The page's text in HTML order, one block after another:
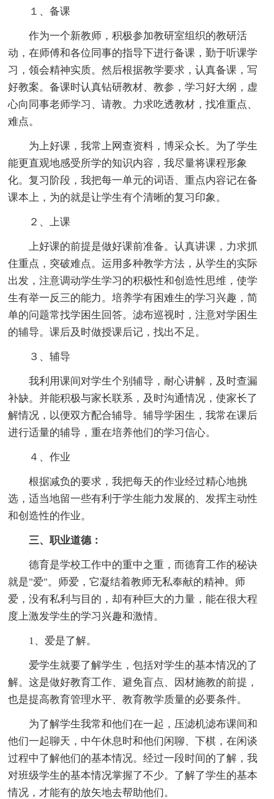
１、备课
作为一个新教师，积极参加教研室组织的教研活
动，在师傅和各位同事的指导下进行备课，勤于听课学
习，领会精神实质。然后根据教学要求，认真备课，写
好教案。备课时认真钻研教材、教参，学习好大纲，虚
心向同事老师学习、请教。力求吃透教材，找准重点、
难点。
为上好课，我常上网查资料，博采众长。为了学生
能更直观地感受所学的知识内容，我尽量将课程形象
化。复习阶段，我把每一单元的词语、重点内容记在备
课本上，为的就是让学生有个清晰的复习印象。
２、上课
上好课的前提是做好课前准备。认真讲课，力求抓
住重点，突破难点。运用多种教学方法，从学生的实际
出发，注意调动学生学习的积极性和创造性思维，使学
生有举一反三的能力。培养学有困难生的学习兴趣，简
单的问题常找学困生回答。滤布巡视时，注意对学困生
的辅导。课后及时做授课后记，找出不足。
３、辅导
我利用课间对学生个别辅导，耐心讲解，及时查漏
补缺。并能积极与家长联系，及时沟通情况，使家长了
解情况，以便双方配合辅导。辅导学困生，我常在课后
进行适量的辅导，重在培养他们的学习信心。
４、作业
根据减负的要求，我把每天的作业经过精心地挑
选，适当地留一些有利于学生能力发展的、发挥主动性
和创造性的作业。
三、职业道德：
德育是学校工作中的重中之重，而德育工作的秘诀
就是"爱"。师爱，它凝结着教师无私奉献的精神。师
爱，没有私利与目的，却有种巨大的力量，能在很大程
度上激发学生的学习兴趣和激情。
1、爱是了解。
爱学生就要了解学生，包括对学生的基本情况的了
解。这是做好教育工作、避免盲点、因材施教的前提，
也是提高教育管理水平、教育教学质量的必要条件。
为了解学生我常和他们在一起，压滤机滤布课间和
他们一起聊天，中午休息时和他们闲聊、下棋，在闲谈
过程中了解他们的基本情况。经过一段时间的了解，我
对班级学生的基本情况掌握了不少。了解了学生的基本
情况，才能有的放矢地去帮助他们。